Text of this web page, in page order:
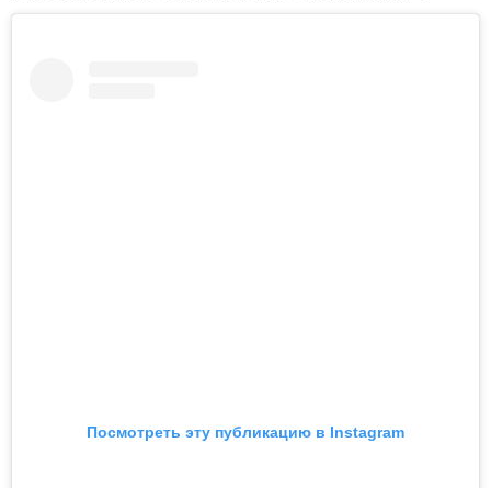
Посмотреть эту публикацию в Instagram